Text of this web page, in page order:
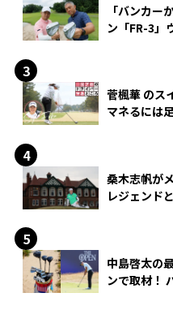
「バンカー
ン「FR-3」
菅楓華 のス
マネるには
桑木志帆が
レジェンド
中島啓太の
ンで取材！